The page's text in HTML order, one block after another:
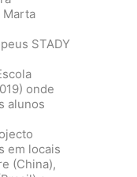
Marta
STADY
onde
alunos
em locais
(China),